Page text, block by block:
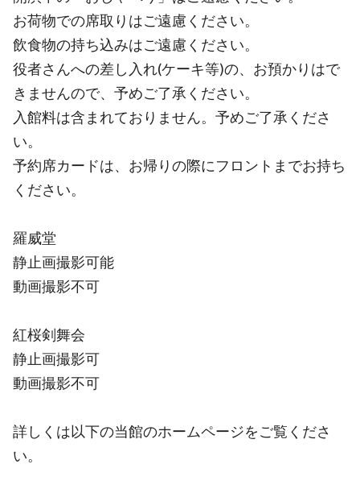
お荷物での席取りはご遠慮ください。
飲食物の持ち込みはご遠慮ください。
役者さんへの差し入れ(ケーキ等)の、お預かりはで
きませんので、予めご了承ください。
入館料は含まれておりません。予めご了承くださ
い。
予約席カードは、お帰りの際にフロントまでお持ち
ください。
羅威堂
静止画撮影可能
動画撮影不可
紅桜剣舞会
静止画撮影可
動画撮影不可
詳しくは以下の当館のホームページをご覧くださ
い。